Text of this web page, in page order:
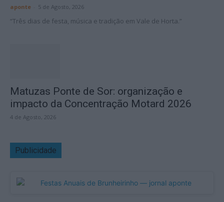
aponte 5 de Agosto, 2026
“Três dias de festa, música e tradição em Vale de Horta.”
Matuzas Ponte de Sor: organização e
impacto da Concentração Motard 2026
4 de Agosto, 2026
Publicidade